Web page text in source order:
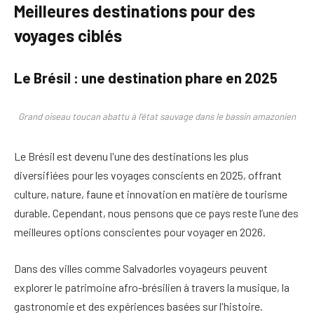
Meilleures destinations pour des
voyages ciblés
Le Brésil : une destination phare en 2025
Grand oiseau toucan abattu à l'état sauvage dans le bassin amazonien
Le Brésil est devenu l'une des destinations les plus
diversifiées pour les voyages conscients en 2025, offrant
culture, nature, faune et innovation en matière de tourisme
durable. Cependant, nous pensons que ce pays reste l’une des
meilleures options conscientes pour voyager en 2026.
Dans des villes comme Salvadorles voyageurs peuvent
explorer le patrimoine afro-brésilien à travers la musique, la
gastronomie et des expériences basées sur l'histoire.